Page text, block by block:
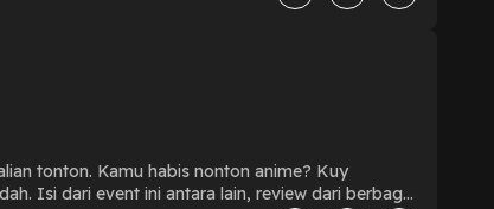
tonton. Kamu habis nonton anime? Kuy
Isi dari event ini antara lain, review dari berbagai